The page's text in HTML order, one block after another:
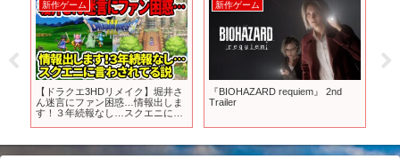
新作ゲーム
【ドラクエ3HDリメイク】堀井さ
ん迷言にファン困惑…情報出しま
す！３年続報なし…スクエニに言
新作ゲーム
『BIOHAZARD requiem』 2nd
Trailer
ン